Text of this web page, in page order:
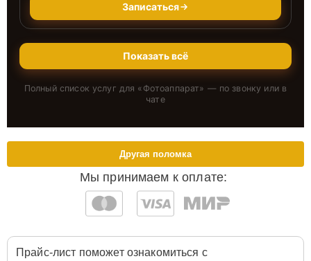
Записаться
Показать всё
Полный список услуг для « Фотоаппарат» — по звонку или в
чате
Мы принимаем к оплате:
Другая поломка
Прайс-лист поможет ознакомиться с